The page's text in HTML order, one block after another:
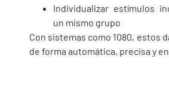
Individualizar estímulos
un mismo grupo
Con sistemas como 1080, estos
de forma automática, precisa y